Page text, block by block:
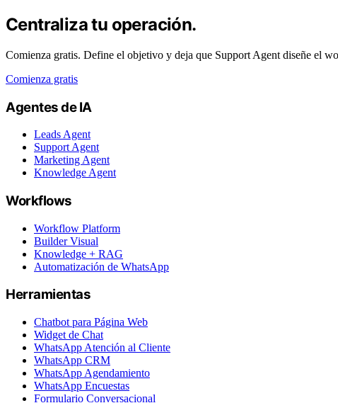
Centraliza tu operación.
Comienza gratis. Define el objetivo y deja que Support Agent diseñe el
Comienza gratis
Agentes de IA
Leads Agent
Support Agent
Marketing Agent
Knowledge Agent
Workflows
Workflow Platform
Builder Visual
Knowledge + RAG
Automatización de WhatsApp
Herramientas
Chatbot para Página Web
Widget de Chat
WhatsApp Atención al Cliente
WhatsApp CRM
WhatsApp Agendamiento
WhatsApp Encuestas
Formulario Conversacional